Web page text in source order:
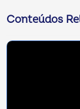
Conteúdos